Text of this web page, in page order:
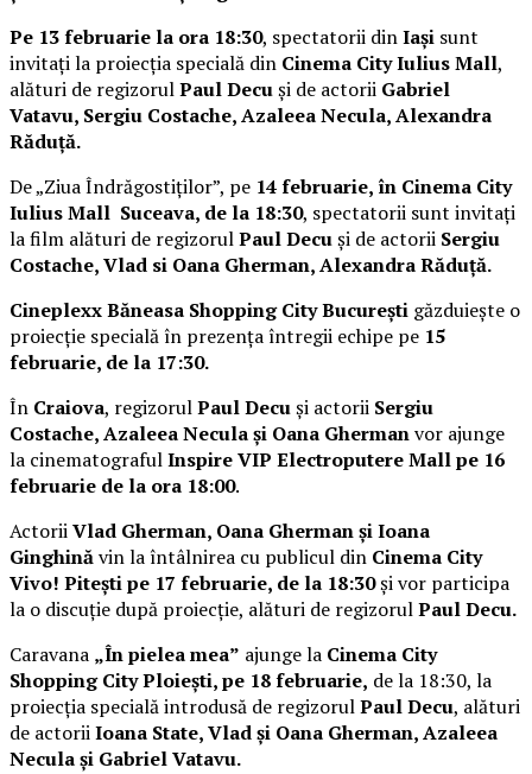
Pe 13 februarie la ora 18:30, spectatorii dinIași sunt
invitați la proiecția specială din Cinema City Iulius Mall,
alături de regizorulPaul Decuși de actorii Gabriel
Vatavu, Sergiu Costache, Azaleea Necula, Alexandra
Răduță.
De „Ziua Îndrăgostiților”, pe 14 februarie, în Cinema City
Iulius Mall Suceava, de la 18:30, spectatorii sunt invitați
la film alături de regizorulPaul Decuși de actorii Sergiu
Costache, Vlad si Oana Gherman, Alexandra Răduță.
Cineplexx Băneasa Shopping City București găzduiește o
proiecție specială în prezența întregii echipe pe 15
februarie, de la 17:30.
În Craiova, regizorulPaul Decuși actorii Sergiu
Costache, Azaleea Necula și Oana Ghermanvor ajunge
la cinematografulInspire VIP Electroputere Mall pe 16
februarie de la ora 18:00.
ActoriiVlad Gherman, Oana Gherman și Ioana
Ginghinăvin la întâlnirea cu publicul din Cinema City
Vivo! Pitești pe 17 februarie, de la 18:30și vor participa
la o discuție după proiecție, alături de regizorulPaul Decu.
Caravana „În pielea mea” ajunge la Cinema City
Shopping City Ploiești, pe 18 februarie, de la 18:30, la
proiecția specială introdusă de regizorulPaul Decu, alături
de actoriiIoana State, Vlad și Oana Gherman, Azaleea
Necula și Gabriel Vatavu.